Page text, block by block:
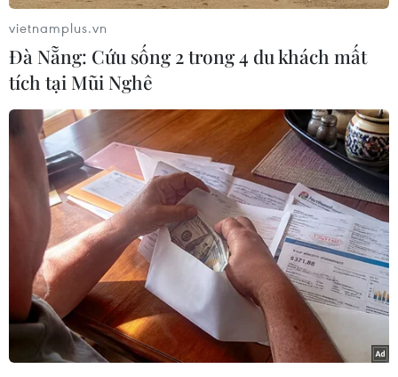
men xuống 17 địa điểm dọc theo bờ biển ở phía
Nam Dải Gaza.
Theo phóng viên TTXVN tại Tel Aviv, chiến dịch
“thả dù” hàng viện trợ xuống Gaza có sự hỗ trợ
từ các máy bay của Các Tiểu vương quốc Arab
Thống nhất (UAE), Jordan, Ai Cập, Pháp và Mỹ.
Các máy bay còn thả hàng xuống khu vực bệnh
viện dã chiến do Jordan thiết lập tại thành phố
Khan Younis.
Hình ảnh video cho thấy hàng nghìn người
Palestine ở phía Nam Dải Gaza đã kéo ra bờ
biển nhặt những gói hàng rơi xuống biển hoặc
rơi xuống các khu dân cư.
vietnamplus.vn
Đà Nẵng: Cứu sống 2 trong 4 du khách mất
tích tại Mũi Nghê